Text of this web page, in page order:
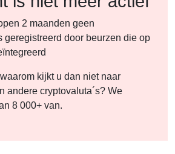
2 maanden geen
geregistreerd door beurzen die op
kijkt u dan niet naar
andere cryptovaluta´s? We
8 000+ van.